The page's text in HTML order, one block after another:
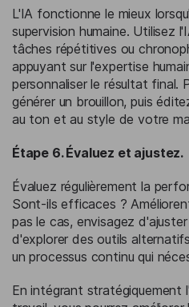
L'IA fonctionne le mieux
supervision humaine. Utilisez
tâches répétitives ou
appuyant sur l'expertise
personnaliser le résultat final.
générer un brouillon, puis
au ton et au style de votre
Étape 6. Évaluez et ajustez.
Évaluez régulièrement la
Sont-ils efficaces ?
pas le cas, envisagez
d'explorer des outils
un processus continu qui
En intégrant stratégiquement